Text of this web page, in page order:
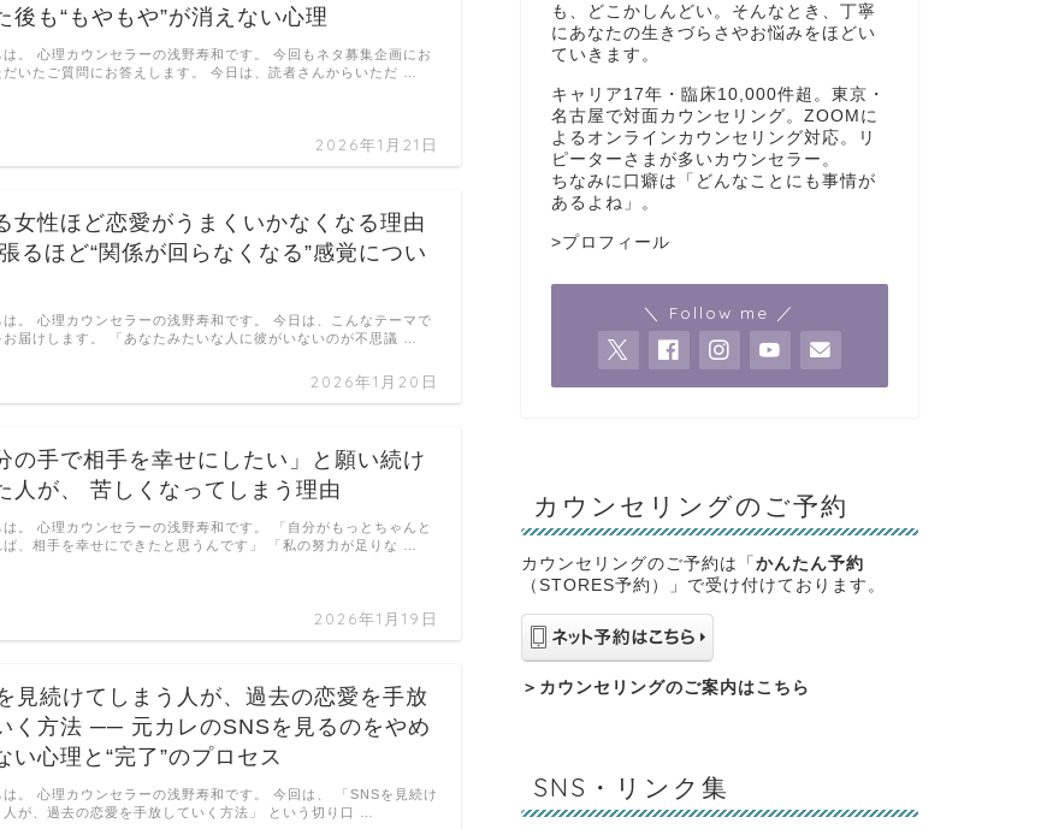
後も“もやもや”が消えない心理
2026年1月21日
は。 心理カウンセラーの浅野寿和です。 今回もネタ募集企画にお
だいたご質問にお答えします。 今日は、読者さんからいただ …
女性ほど恋愛がうまくいかなくなる理由
張るほど“関係が回らなくなる”感覚につい
2026年1月20日
は。 心理カウンセラーの浅野寿和です。 今日は、こんなテーマで
お届けします。 「あなたみたいな人に彼がいないのが不思議 …
の手で相手を幸せにしたい」と願い続け
人が、 苦しくなってしまう理由
2026年1月19日
は。 心理カウンセラーの浅野寿和です。 「自分がもっとちゃんと
ば、相手を幸せにできたと思うんです」 「私の努力が足りな …
見続けてしまう人が、過去の恋愛を手放
く方法 ── 元カレのSNSを見るのをやめ
い心理と“完了”のプロセス
は。 心理カウンセラーの浅野寿和です。 今回は、 「SNSを見続け
人が、過去の恋愛を手放していく方法」 という切り口 …
も、どこかしんどい。そんなとき、丁寧
にあなたの生きづらさやお悩みをほどい
ていきます。
キャリア17年・臨床10,000件超。東京・
名古屋で対面カウンセリング。ZOOMに
よるオンラインカウンセリング対応。リ
ピーターさまが多いカウンセラー。
ちなみに口癖は「どんなことにも事情が
あるよね」。
>プロフィール
＼ Follow me ／
カウンセリングのご予約
カウンセリングのご予約は「 かんたん予約
（STORES予約）」で受け付けております。
＞ カウンセリングのご案内はこちら
SNS・リンク集